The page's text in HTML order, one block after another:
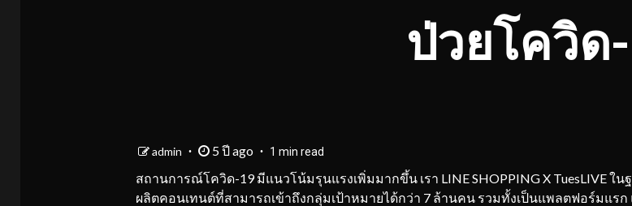
ป่วยโควิด
admin 5 ปี ago 1 min read
สถานการณ์โควิด-19 มีแนวโน้มรุนแรงเพิ่มมากขึ้น เรา LINE SHOPPING X TuesLIVE ใน
ผลิตคอนเทนต์ที่สามารถเข้าถึงกลุ่มเป้าหมายได้กว่า 7 ล้านคน รวมทั้งเป็นแพลตฟอร์มแรก